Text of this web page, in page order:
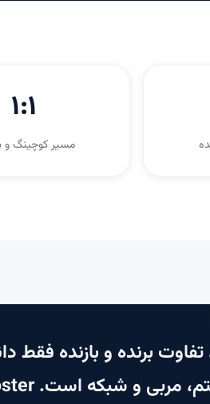
۱:۱
مسیر کوچینگ و
تفاوت برنده و بازنده فقط